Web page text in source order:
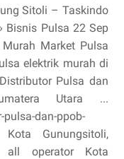
Sitoli – Taskindo
Bisnis Pulsa 22 Sep
Market Pulsa
elektrik murah di
Pulsa dan
Utara ...
dan-ppob-
Gunungsitoli,
all operator Kota